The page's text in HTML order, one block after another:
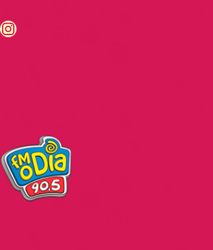
https://www.instagram.com/fmodia.cabofrio/